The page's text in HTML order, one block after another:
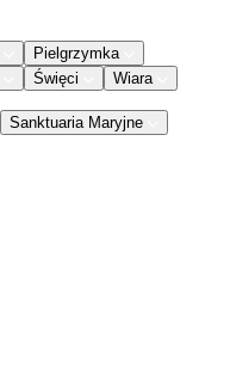
Pielgrzymka
Święci Wiara
Sanktuaria Maryjne